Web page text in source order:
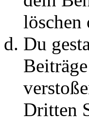
löschen
Du
Dritten